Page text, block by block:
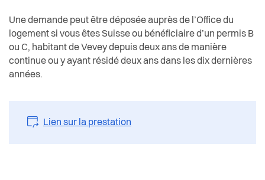
Enfance et écoles
Espaces urbains
Intégration
Pilier public
Règlements
Une demande peut être déposée auprès de l’Office du
logement si vous êtes Suisse ou bénéficiaire d’un permis B
ou C, habitant de Vevey depuis deux ans de manière
continue ou y ayant résidé deux ans dans les dix dernières
années.
Lien sur la prestation